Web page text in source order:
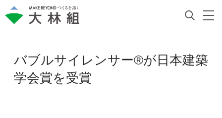
バブルサイレンサー®が日本建築
学会賞を受賞